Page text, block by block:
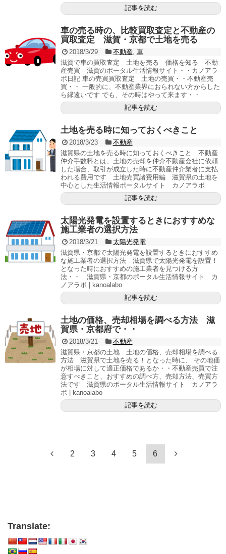
記事を読む
車の売る時の、比較買取査定と不動産の
買取査定 滋賀・京都で土地を売る
2018/3/29 不動産, 車
滋賀で車の買取査定 土地を売る 価格を知る 不動
産売買 滋賀のポータル生活情報サイト・・カノアラ
ボ日記 車の売買買取査定 土地の売買・・不動産売
買・・ 一般的に、不動産業界におられない方からした
ら縁遠いです でも、その時はやって来ます・・
記事を読む
土地を売る時に知っておくべきこと
2018/3/23
不動産
滋賀県の土地を売る時に知っておくべきこと 不動産
仲介手数料とは、土地の売却を仲介不動産会社に依頼
した場合、取引が成立した時に不動産仲介業者に支払
われる費用です 土地売買諸費用編 滋賀県の土地を
中心とした生活情報ポータルサイト カノアラボ
記事を読む
太陽光発電を設置するときにおすすめな
施工業者の選択方法
2018/3/21
太陽光発電
滋賀県・京都で太陽光発電を設置するときにおすすめ
な施工業者の選択方法 滋賀県で太陽光発電を設置！
となった時におすすめの施工業者を見つける方
法・・ 滋賀県・京都のポータル生活情報サイト カ
ノアラボ | kanoalabo
記事を読む
土地の価格、売却相場を調べる方法 滋
賀県・京都府で・・
2018/3/21
不動産
滋賀県・京都の土地 土地の価格、売却相場を調べる
方法 滋賀県で土地を売る！となった時に、 その地価
が相場に対して適正価格であるか・・不動産売買で注
意すべきこと、おすすめの調べ方、売却方法、売買方
法です 滋賀県のポータル生活情報サイト カノアラ
ボ | kanoalabo
記事を読む
2 3 4 5 6
Translate: